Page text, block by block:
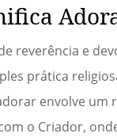
reverência e
prática
envolve um
o Criador,